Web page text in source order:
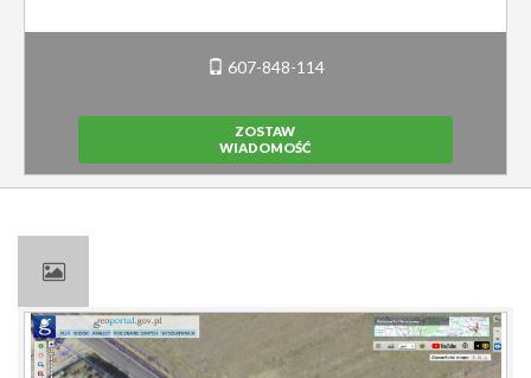
607-848-114
ZOSTAW
WIADOMOŚĆ